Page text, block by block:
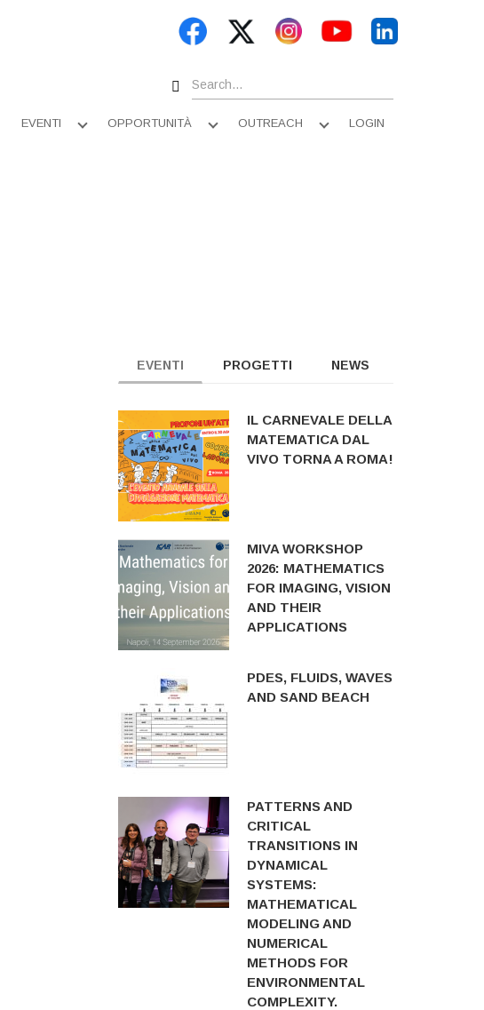
Search
EVENTI
Apri
OPPORTUNITÀ
Apri
OUTREACH
Apri
LOGIN
EVENTI PROGETTI NEWS
IL CARNEVALE DELLA
MATEMATICA DAL
VIVO TORNA A ROMA!
MIVA WORKSHOP
2026: MATHEMATICS
FOR IMAGING, VISION
AND THEIR
APPLICATIONS
PDES, FLUIDS, WAVES
AND SAND BEACH
PATTERNS AND
CRITICAL
TRANSITIONS IN
DYNAMICAL
SYSTEMS:
MATHEMATICAL
MODELING AND
NUMERICAL
METHODS FOR
ENVIRONMENTAL
COMPLEXITY.